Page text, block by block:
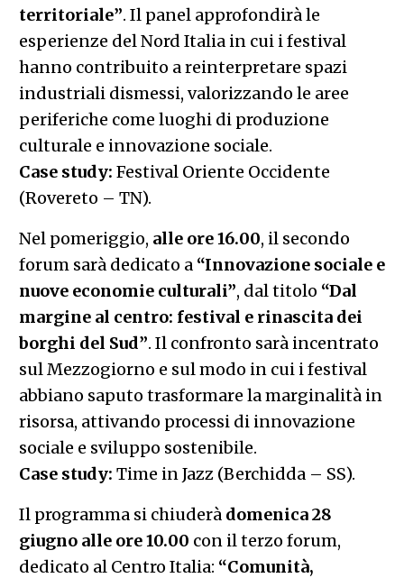
territoriale”. Il panel approfondirà le
esperienze del Nord Italia in cui i festival
hanno contribuito a reinterpretare spazi
industriali dismessi, valorizzando le aree
periferiche come luoghi di produzione
culturale e innovazione sociale.
Case study: Festival Oriente Occidente
(Rovereto – TN).
Nel pomeriggio, alle ore 16.00, il secondo
forum sarà dedicato a “Innovazione sociale e
nuove economie culturali”, dal titolo “Dal
margine al centro: festival e rinascita dei
borghi del Sud”. Il confronto sarà incentrato
sul Mezzogiorno e sul modo in cui i festival
abbiano saputo trasformare la marginalità in
risorsa, attivando processi di innovazione
sociale e sviluppo sostenibile.
Case study: Time in Jazz (Berchidda – SS).
Il programma si chiuderà domenica 28
giugno alle ore 10.00 con il terzo forum,
dedicato al Centro Italia: “Comunità,